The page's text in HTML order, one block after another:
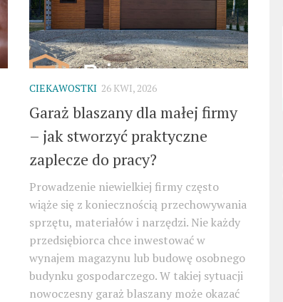
CIEKAWOSTKI 26 KWI, 2026
Garaż blaszany dla małej firmy
– jak stworzyć praktyczne
zaplecze do pracy?
Prowadzenie niewielkiej firmy często
wiąże się z koniecznością przechowywania
sprzętu, materiałów i narzędzi. Nie każdy
przedsiębiorca chce inwestować w
wynajem magazynu lub budowę osobnego
budynku gospodarczego. W takiej sytuacji
nowoczesny garaż blaszany może okazać